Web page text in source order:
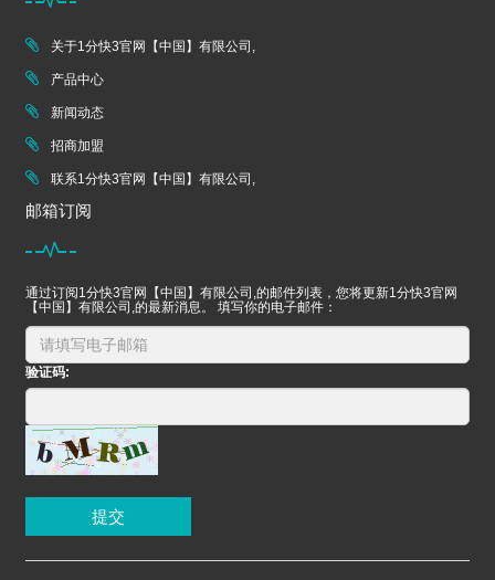
关于1分快3官网【中国】有限公司,
产品中心
新闻动态
招商加盟
联系1分快3官网【中国】有限公司,
邮箱订阅
通过订阅1分快3官网【中国】有限公司,的邮件列表，您将更新1分快3官网
【中国】有限公司,的最新消息。 填写你的电子邮件：
验证码:
提交